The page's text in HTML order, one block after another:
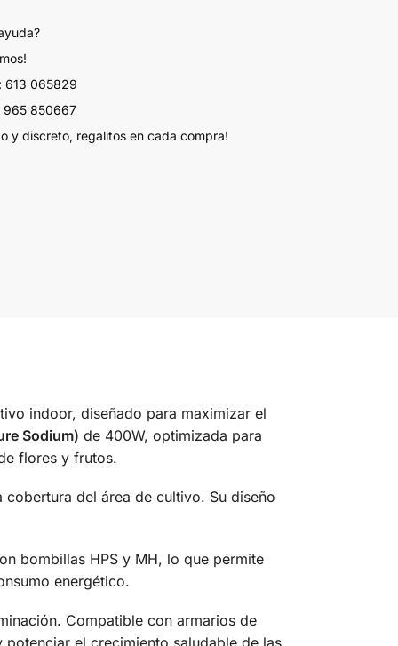
613 065829
850667
y discreto, regalitos en cada compra!
indoor, diseñado para maximizar el
Sodium) de 400W, optimizada para
flores y frutos.
del área de cultivo. Su diseño
bombillas HPS y MH, lo que permite
energético.
Compatible con armarios de